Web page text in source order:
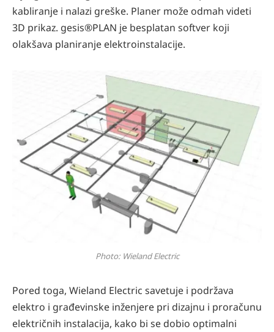
kabliranje i nalazi greške. Planer može odmah videti
3D prikaz. gesis®PLAN je besplatan softver koji
olakšava planiranje elektroinstalacije.
Photo: Wieland Electric
Pored toga, Wieland Electric savetuje i podržava
elektro i građevinske inženjere pri dizajnu i proračunu
električnih instalacija, kako bi se dobio optimalni